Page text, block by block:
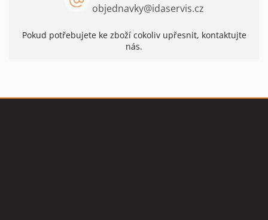
objednavky@idaservis.cz
Pokud potřebujete ke zboží cokoliv upřesnit, kontaktujte
nás.
Z